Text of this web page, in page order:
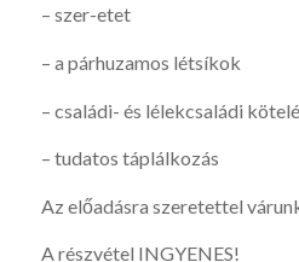
– szer-etet
– a párhuzamos létsíkok
– családi- és lélekcsaládi
– tudatos táplálkozás
Az előadásra szeretettel
A részvétel INGYENES!